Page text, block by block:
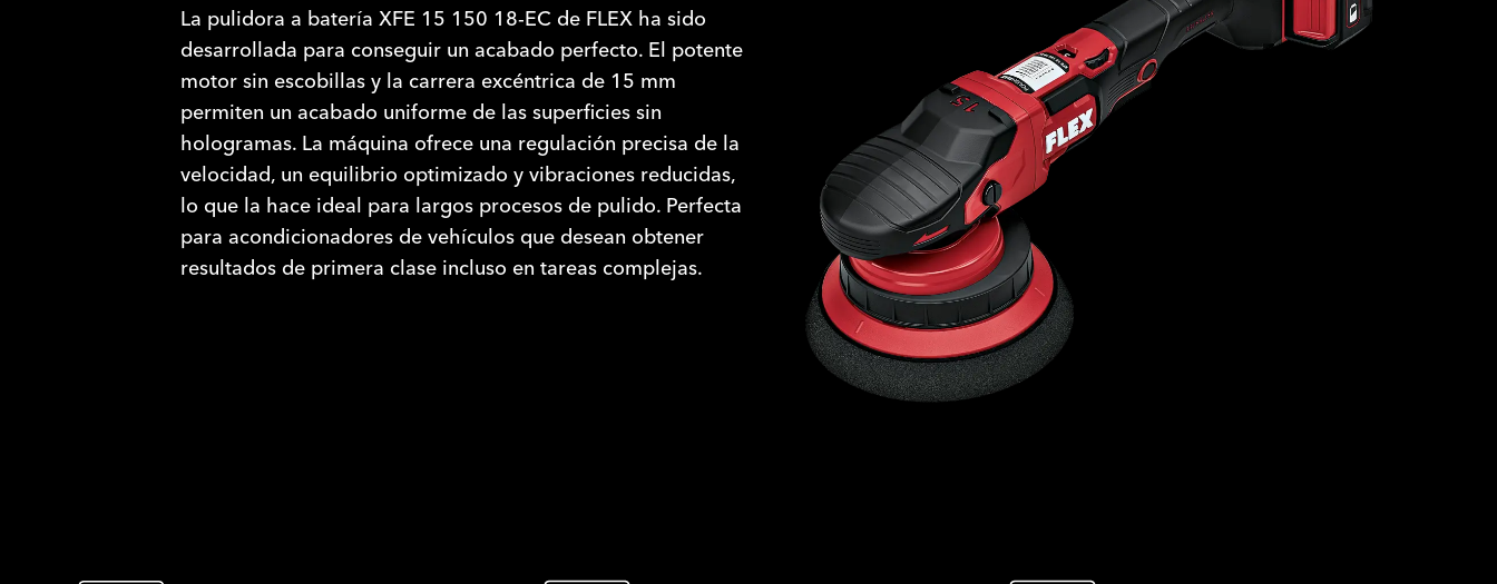
La pulidora a batería XFE 15 150 18-EC de FLEX ha sido
desarrollada para conseguir un acabado perfecto. El potente
motor sin escobillas y la carrera excéntrica de 15 mm
permiten un acabado uniforme de las superficies sin
hologramas. La máquina ofrece una regulación precisa de la
velocidad, un equilibrio optimizado y vibraciones reducidas,
lo que la hace ideal para largos procesos de pulido. Perfecta
para acondicionadores de vehículos que desean obtener
resultados de primera clase incluso en tareas complejas.